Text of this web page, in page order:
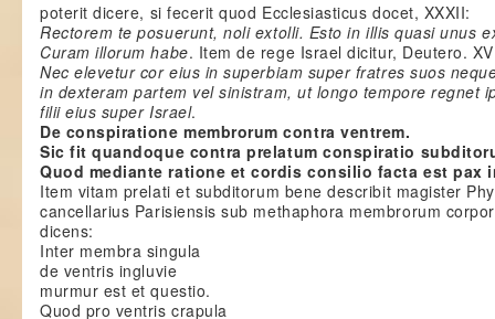
poterit dicere, si fecerit quod Ecclesiasticus docet, XXXII:
Rectorem te posuerunt, noli extolli. Esto in illis quasi unus
Curam illorum habe. Item de rege Israel dicitur, Deutero.
Nec elevetur cor eius in superbiam super fratres suos
in dexteram partem vel sinistram, ut longo tempore regnet
filii eius super Israel.
De conspiratione membrorum contra ventrem.
Sic fit quandoque contra prelatum conspiratio
Quod mediante ratione et cordis consilio facta est pax
Item vitam prelati et subditorum bene describit magister
cancellarius Parisiensis sub methaphora membrorum
dicens:
Inter membra singula
de ventris ingluvie
murmur est et questio.
Quod pro ventris crapula